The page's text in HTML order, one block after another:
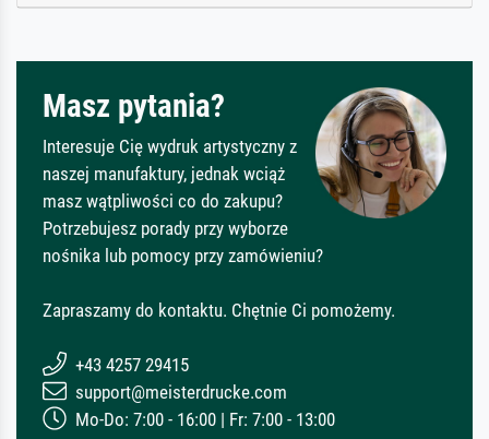
Masz pytania?
Interesuje Cię wydruk artystyczny z
naszej manufaktury, jednak wciąż
masz wątpliwości co do zakupu?
Potrzebujesz porady przy wyborze
nośnika lub pomocy przy zamówieniu?
Zapraszamy do kontaktu. Chętnie Ci pomożemy.
+43 4257 29415
support@meisterdrucke.com
Mo-Do: 7:00 - 16:00 | Fr: 7:00 - 13:00